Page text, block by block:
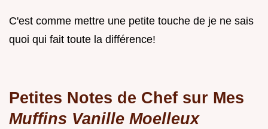
C'est comme mettre une petite touche de je ne sais
quoi qui fait toute la différence!
Petites Notes de Chef sur Mes
Muffins Vanille Moelleux